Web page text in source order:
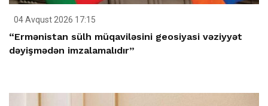
04 Avqust 2026 17:15
“Ermənistan sülh müqaviləsini geosiyasi vəziyyət
dəyişmədən imzalamalıdır”